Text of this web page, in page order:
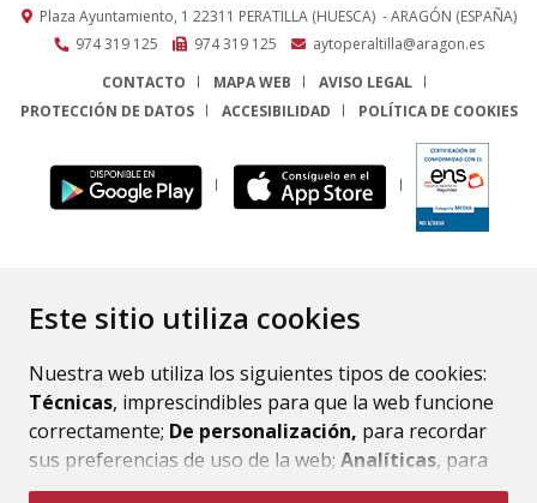
Este sitio utiliza cookies
Nuestra web utiliza los siguientes tipos de cookies:
Técnicas, imprescindibles para que la web funcione
correctamente; De personalización, para recordar
sus preferencias de uso de la web; Analíticas, para
mejorar el funcionamiento de la web y sus servicios.
Plaza Ayuntamiento, 1 22311 PERATILLA (HUESCA) - ARAGÓN (ESPAÑA)
974 319 125
974 319 125
aytoperaltilla@aragon.es
CONTACTO
MAPA WEB
AVISO LEGAL
PROTECCIÓN DE DATOS
ACCESIBILIDAD POLÍTICA DE COOKIES